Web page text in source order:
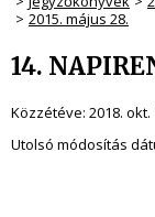
2015. május 28.
14.
Közzétéve: 2018. okt.
Utolsó módosítás